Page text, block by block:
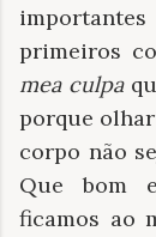
primeiros
mea culpa
porque
corpo não
Que bom
ficamos ao